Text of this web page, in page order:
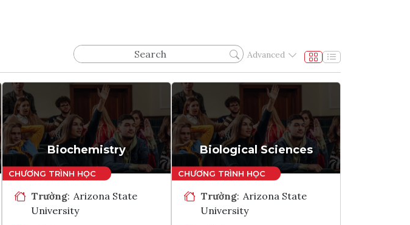
Advanced
Biochemistry
Trường: Arizona State
University
Biological Sciences
Trường: Arizona State
University